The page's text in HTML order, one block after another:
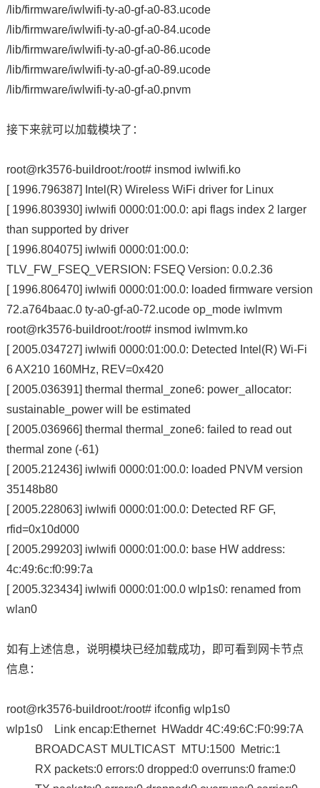
/lib/firmware/iwlwifi-ty-a0-gf-a0-83.ucode
/lib/firmware/iwlwifi-ty-a0-gf-a0-84.ucode
/lib/firmware/iwlwifi-ty-a0-gf-a0-86.ucode
/lib/firmware/iwlwifi-ty-a0-gf-a0-89.ucode
/lib/firmware/iwlwifi-ty-a0-gf-a0.pnvm
接下来就可以加载模块了：
root@rk3576-buildroot:/root# insmod iwlwifi.ko
[ 1996.796387] Intel(R) Wireless WiFi driver for Linux
[ 1996.803930] iwlwifi 0000:01:00.0: api flags index 2 larger
than supported by driver
[ 1996.804075] iwlwifi 0000:01:00.0:
TLV_FW_FSEQ_VERSION: FSEQ Version: 0.0.2.36
[ 1996.806470] iwlwifi 0000:01:00.0: loaded firmware version
72.a764baac.0 ty-a0-gf-a0-72.ucode op_mode iwlmvm
root@rk3576-buildroot:/root# insmod iwlmvm.ko
[ 2005.034727] iwlwifi 0000:01:00.0: Detected Intel(R) Wi-Fi
6 AX210 160MHz, REV=0x420
[ 2005.036391] thermal thermal_zone6: power_allocator:
sustainable_power will be estimated
[ 2005.036966] thermal thermal_zone6: failed to read out
thermal zone (-61)
[ 2005.212436] iwlwifi 0000:01:00.0: loaded PNVM version
35148b80
[ 2005.228063] iwlwifi 0000:01:00.0: Detected RF GF,
rfid=0x10d000
[ 2005.299203] iwlwifi 0000:01:00.0: base HW address:
4c:49:6c:f0:99:7a
[ 2005.323434] iwlwifi 0000:01:00.0 wlp1s0: renamed from
wlan0
如有上述信息，说明模块已经加载成功，即可看到网卡节点
信息：
root@rk3576-buildroot:/root# ifconfig wlp1s0
wlp1s0 Link encap:Ethernet HWaddr 4C:49:6C:F0:99:7A
BROADCAST MULTICAST MTU:1500 Metric:1
RX packets:0 errors:0 dropped:0 overruns:0 frame:0